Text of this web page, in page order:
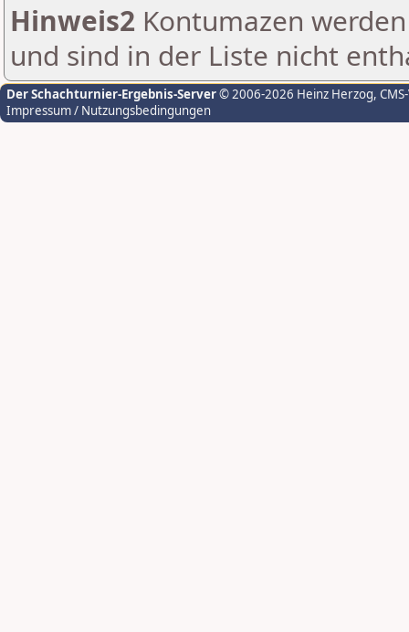
Hinweis2 Kontumazen
und sind in der Liste nicht
Der Schachturnier-Ergebnis-Server© 2006-2026 Heinz Herzog,
Impressum / Nutzungsbedingungen